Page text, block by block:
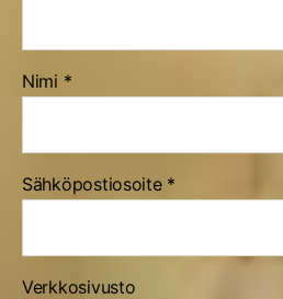
Nimi *
Sähköpostiosoite *
Verkkosivusto